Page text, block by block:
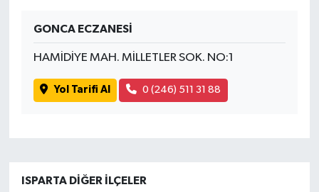
GONCA ECZANESİ
HAMİDİYE MAH. MİLLETLER SOK. NO:1
Yol Tarifi Al 0 (246) 511 31 88
ISPARTA DIĞER İLÇELER